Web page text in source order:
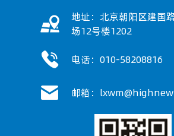
地址：北京朝阳区建国
场12号楼1202
电话：010-58208816
邮箱：